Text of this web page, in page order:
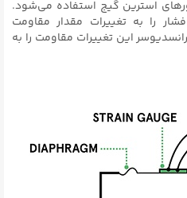
استرین گیج استفاده می‌شود.
را به تغییرات مقدار مقاومت
این تغییرات مقاومت را به